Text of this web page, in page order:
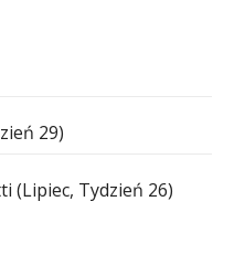
29)
(Lipiec, Tydzień 26)